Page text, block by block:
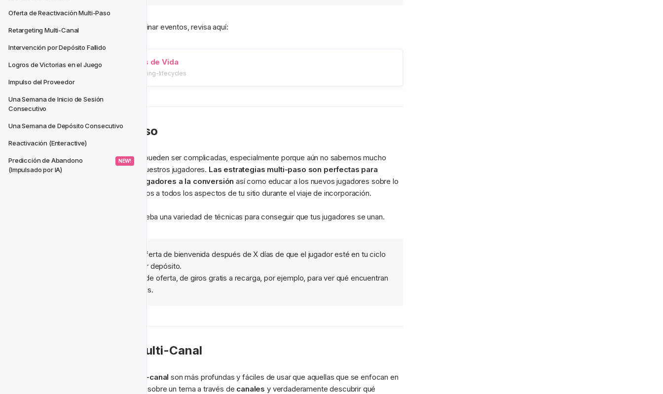
Oferta de Reactivación Multi-Paso
Retargeting Multi-Canal
Intervención por Depósito Fallido
Logros de Victorias en el Juego
Impulso del Proveedor
Una Semana de Inicio de Sesión
Consecutivo
Una Semana de Depósito Consecutivo
Reactivación (Enteractive)
Predicción de Abandono
(Impulsado por IA)
NEW!
Si quieres ayuda para añadir o eliminar eventos, revisa aquí:
Construcción de Ciclos de Vida
/tutorials/ciclos-de-vida/building-lifecycles
🦶 Ofertas Multi-Paso
Las estrategias de incorporación pueden ser complicadas, especialmente porque aún no sabemos mucho
sobre los gustos y disgustos de nuestros jugadores. Las estrategias multi-paso son perfectas para
generar interés y llevar a los jugadores a la conversión así como educar a los nuevos jugadores sobre lo
que tienes que ofrecer. Introdúcelos a todos los aspectos de tu sitio durante el viaje de incorporación.
Incorpora diferentes ofertas y prueba una variedad de técnicas para conseguir que tus jugadores se unan.
Incrementa la oferta de bienvenida después de X días de que el jugador esté en tu ciclo
de vida sin hacer su primer depósito.
Cambia el tipo de oferta, de giros gratis a recarga, por ejemplo, para ver qué encuentran
más atractivo tus jugadores.
🎛️ Segmentación Multi-Canal
multi-canal son más profundas y fáciles de usar que aquellas que se enfocan en
una sola vía. Te permiten construir sobre un tema a través de canales y verdaderamente descubrir qué